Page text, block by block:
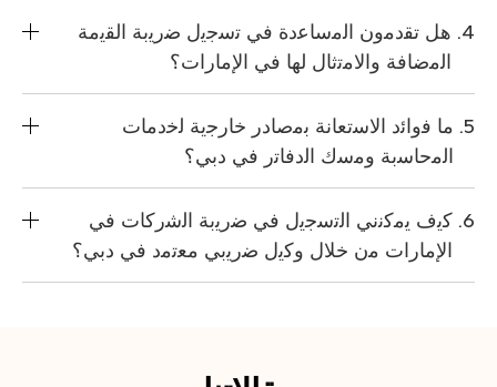
ھل ﺗﻘدﻣون اﻟﻣﺳﺎﻋدة ﻓﻲ ﺗﺳﺟﯾل ﺿرﯾﺑﺔ اﻟﻘﯾﻣﺔ
اﻟﻣﺿﺎﻓﺔ واﻻﻣﺗﺛﺎل ﻟﮭﺎ ﻓﻲ اﻹﻣﺎرات؟
ﻣﺎ ﻓواﺋد اﻻﺳﺗﻌﺎﻧﺔ ﺑﻣﺻﺎدر ﺧﺎرﺟﯾﺔ ﻟﺧدﻣﺎت
اﻟﻣﺣﺎﺳﺑﺔ وﻣﺳك اﻟدﻓﺎﺗر ﻓﻲ دﺑﻲ؟
ﻛﯾف ﯾﻣﻛﻧﻧﻲ اﻟﺗﺳﺟﯾل ﻓﻲ ﺿرﯾﺑﺔ اﻟﺷرﻛﺎت ﻓﻲ
اﻹﻣﺎرات ﻣن ﺧﻼل وﻛﯾل ﺿرﯾﺑﻲ ﻣﻌﺗﻣد ﻓﻲ دﺑﻲ؟